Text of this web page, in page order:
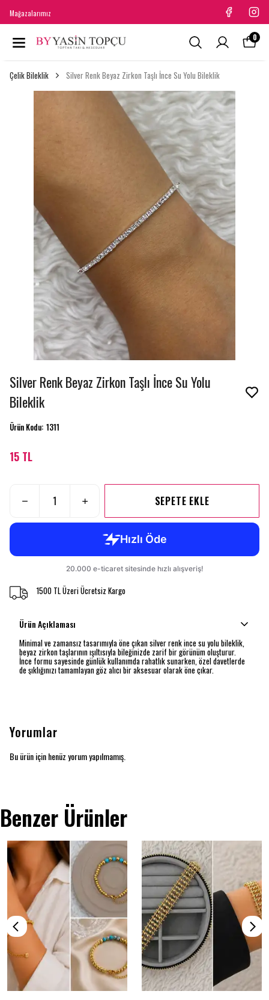
Mağazalarımız
0
Çelik Bileklik Silver Renk Beyaz Zirkon Taşlı İnce Su Yolu Bileklik
Silver Renk Beyaz Zirkon Taşlı İnce Su Yolu
Bileklik
Ürün Kodu: 1311
15 TL
SEPETE EKLE
1500 TL Üzeri Ücretsiz Kargo
Ürün Açıklaması
Minimal ve zamansız tasarımıyla öne çıkan silver renk ince su yolu bileklik,
beyaz zirkon taşlarının ışıltısıyla bileğinizde zarif bir görünüm oluşturur.
İnce formu sayesinde günlük kullanımda rahatlık sunarken, özel davetlerde
de şıklığınızı tamamlayan göz alıcı bir aksesuar olarak öne çıkar.
Yorumlar
Bu ürün için henüz yorum yapılmamış.
Benzer Ürünler